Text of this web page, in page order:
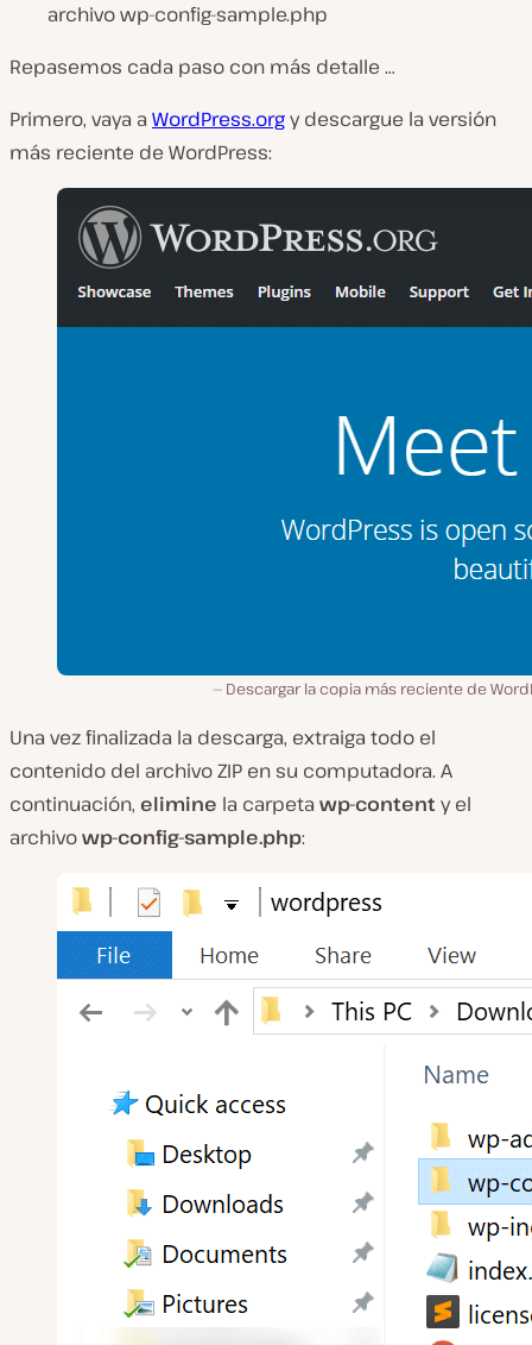
archivo wp-config-sample.php
Repasemos cada paso con más detalle …
Primero, vaya a WordPress.orgy descargue la versión
más reciente de WordPress:
Descargar la copia más reciente de
Una vez finalizada la descarga, extraiga todo el
contenido del archivo ZIP en su computadora. A
continuación, elimine la carpeta wp-contenty el
archivowp-config-sample.php: